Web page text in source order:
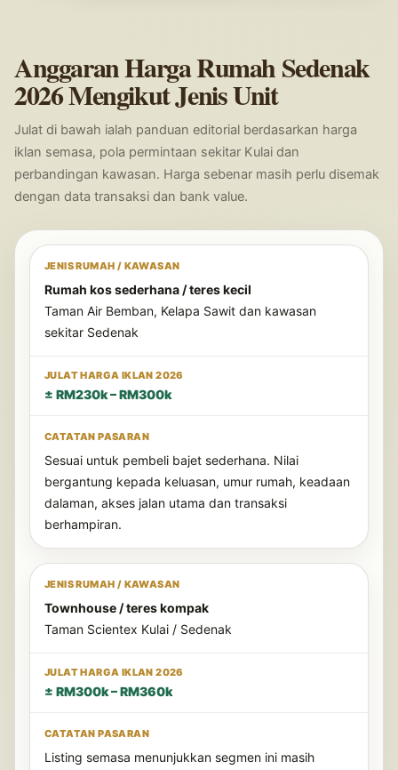
Anggaran Harga Rumah Sedenak
2026 Mengikut Jenis Unit
Julat di bawah ialah panduan editorial berdasarkan harga
iklan semasa, pola permintaan sekitar Kulai dan
perbandingan kawasan. Harga sebenar masih perlu disemak
dengan data transaksi dan bank value.
Rumah kos sederhana / teres kecil
Taman Air Bemban, Kelapa Sawit dan kawasan
sekitar Sedenak
± RM230k – RM300k
Sesuai untuk pembeli bajet sederhana. Nilai
bergantung kepada keluasan, umur rumah, keadaan
dalaman, akses jalan utama dan transaksi
berhampiran.
Townhouse / teres kompak
Taman Scientex Kulai / Sedenak
± RM300k – RM360k
Listing semasa menunjukkan segmen ini masih